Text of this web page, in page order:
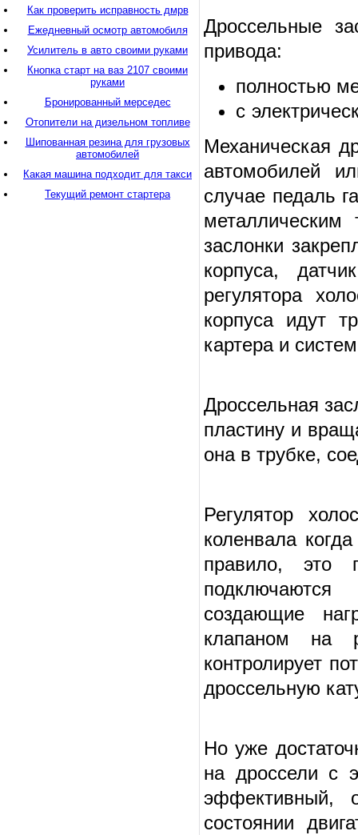
Дроссельные
привода:
полностью
с
Механическая
автомобилей
случае педаль
металлическим
заслонки
корпуса,
регулятора
корпуса идут
картера и
Дроссельная
пластину и
она в трубке,
Регулятор
коленвала
правило, это
создающие
клапаном на
контролирует
дроссельную
Но уже
на дроссели с
эффективный,
состоянии
Как проверить исправность дмрв
Ежедневный осмотр автомобиля
Усилитель в авто своими руками
Кнопка старт на ваз 2107 своими
руками
Бронированный мерседес
Отопители на дизельном топливе
Шипованная резина для грузовых
автомобилей
Какая машина подходит для такси
Текущий ремонт стартера